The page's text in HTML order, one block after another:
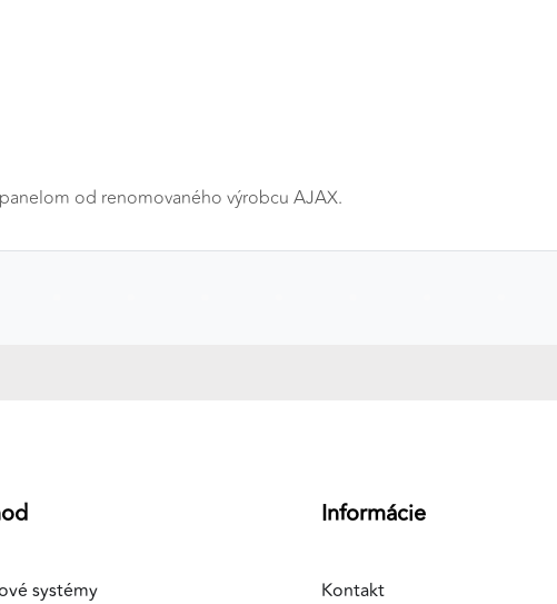
od renomovaného výrobcu AJAX.
systémy
Informácie
Kontakt